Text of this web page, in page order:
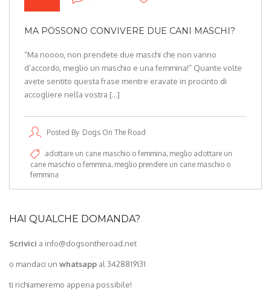
MA POSSONO CONVIVERE DUE CANI MASCHI?
“Ma noooo, non prendete due maschi che non vanno
d’accordo, meglio un maschio e una femmina!” Quante volte
avete sentito questa frase mentre eravate in procinto di
accogliere nella vostra […]
Posted By Dogs On The Road
adottare un cane maschio o femmina meglio adottare un
cane maschio o femmina meglio prendere un cane maschio o
femmina
HAI QUALCHE DOMANDA?
Scrivici a info@dogsontheroad.net
o mandaci un whatsapp al 3428819131
ti richiameremo appena possibile!